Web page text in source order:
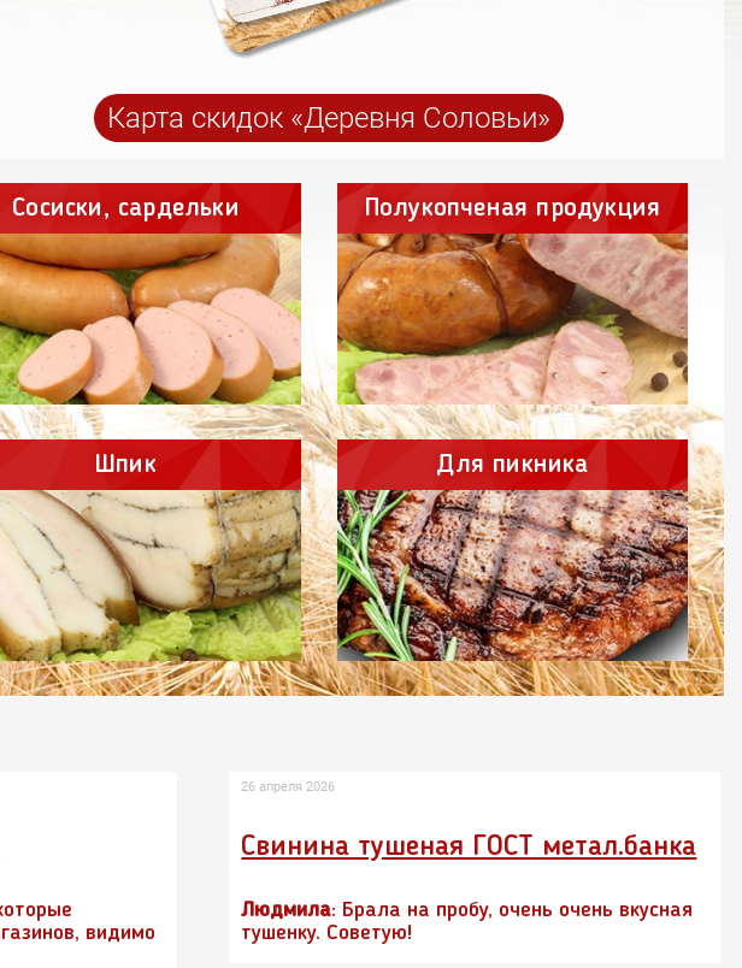
Карта скидок «Деревня Соловьи»
Сосиски, сардельки Полукопченая продукция
Шпик Для пикника
видимо
26 апреля 2026
Свинина тушеная ГОСТ метал.банка
Людмила: Брала на пробу, очень очень вкусная
тушенку. Советую!